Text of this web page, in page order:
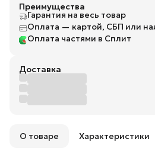
Преимущества
Гарантия на весь товар
Оплата — картой, СБП или
Оплата частями в Сплит
Доставка
О товаре Характеристики